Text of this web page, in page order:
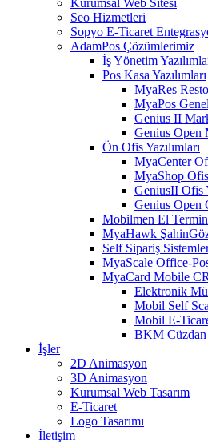
Kurumsal Web Sitesi
Seo Hizmetleri
Sopyo E-Ticaret
AdamPos Çözümlerimiz
İş Yönetim
Pos Kasa Yazılımları
MyaRes
MyaPos
Genius II
Genius Open
Ön Ofis Yazılımları
MyaCenter
MyaShop Ofis
GeniusII Ofis
Genius Open
Mobilmen El
MyaHawk
Self Sipariş
MyaScale Office-
MyaCard Mobile
Elektronik
Mobil Self
Mobil E-
BKM Cüzdan
İşler
2D Animasyon
3D Animasyon
Kurumsal Web Tasarım
E-Ticaret
Logo Tasarımı
İletişim